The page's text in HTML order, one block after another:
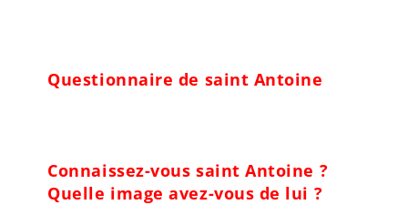
Questionnaire de saint Antoine
Connaissez-vous saint Antoine ?
Quelle image avez-vous de lui ?